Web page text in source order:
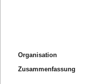
Organisation
Zusammenfassung